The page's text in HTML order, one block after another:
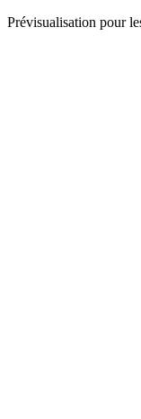
Prévisualisation pour